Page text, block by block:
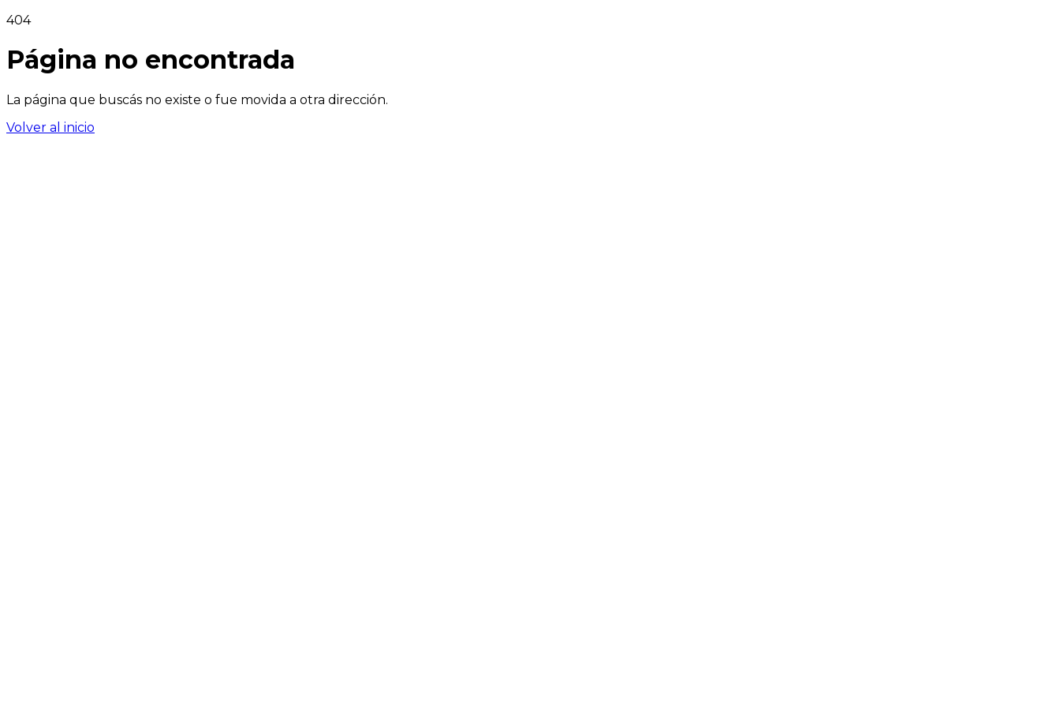
404
Página no encontrada
La página que buscás no existe o fue movida a otra dirección.
Volver al inicio